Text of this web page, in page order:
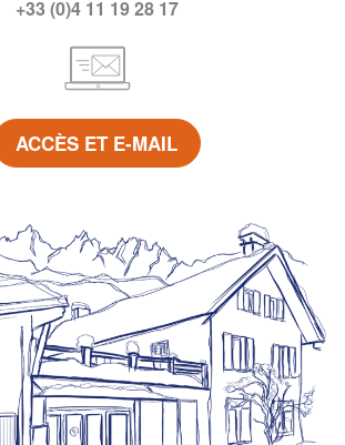
+33 (0)4 11 19 28 17
ACCÈS ET E-MAIL